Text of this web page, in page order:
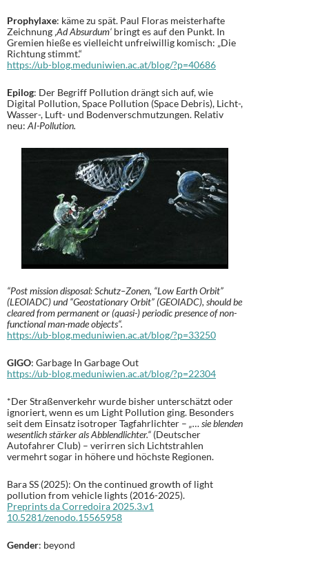
Prophylaxe: käme zu spät. Paul Floras meisterhafte
Zeichnung ‚Ad Absurdum‘ bringt es auf den Punkt. In
Gremien hieße es vielleicht unfreiwillig komisch: „Die
Richtung stimmt.“
https://ub-blog.meduniwien.ac.at/blog/?p=40686
Epilog: Der Begriff Pollution drängt sich auf, wie
Digital Pollution, Space Pollution (Space Debris), Licht-,
Wasser-, Luft- und Bodenverschmutzungen. Relativ
neu: AI-Pollution.
“Post mission disposal: Schutz–Zonen, “Low Earth Orbit”
(LEOIADC) und “Geostationary Orbit” (GEOIADC), should be
cleared from permanent or (quasi-) periodic presence of non-
functional man-made objects“.
https://ub-blog.meduniwien.ac.at/blog/?p=33250
GIGO: Garbage In Garbage Out
https://ub-blog.meduniwien.ac.at/blog/?p=22304
*Der Straßenverkehr wurde bisher unterschätzt oder
ignoriert, wenn es um Light Pollution ging. Besonders
seit dem Einsatz isotroper Tagfahrlichter – „… sie blenden
wesentlich stärker als Abblendlichter.“ (Deutscher
Autofahrer Club) – verirren sich Lichtstrahlen
vermehrt sogar in höhere und höchste Regionen.
Bara SS (2025): On the continued growth of light
pollution from vehicle lights (2016-2025).
Preprints da Corredoira 2025.3.v1
10.5281/zenodo.15565958
Gender: beyond